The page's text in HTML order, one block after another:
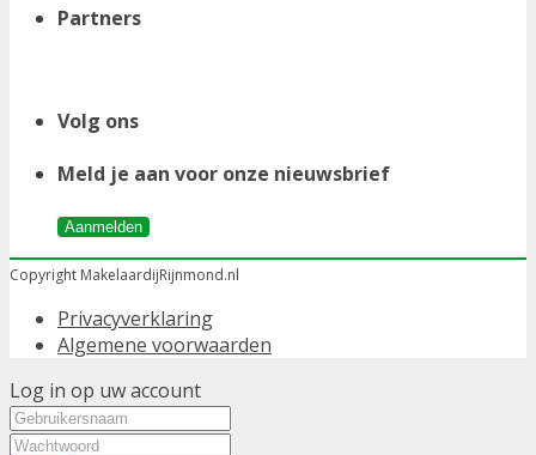
Partners
Volg ons
Meld je aan voor onze nieuwsbrief
Aanmelden
Copyright MakelaardijRijnmond.nl
Privacyverklaring
Algemene voorwaarden
Log in op uw account